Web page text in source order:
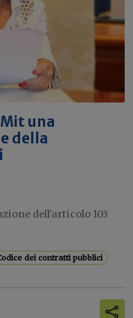
una
della
dell'articolo 103
dei contratti pubblici